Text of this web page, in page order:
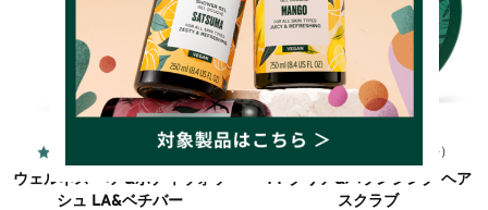
（79件）
ウェルネス ヘア&ボディウォッ
シュ LA&ベチバー
（153件）
TT クリア&バランシング ヘア
スクラブ